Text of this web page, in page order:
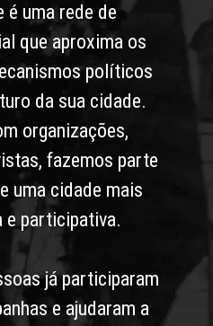
é uma rede de
que aproxima os
políticos
da sua cidade.
organizações,
fazemos parte
uma cidade mais
e participativa.
já participaram
e ajudaram a